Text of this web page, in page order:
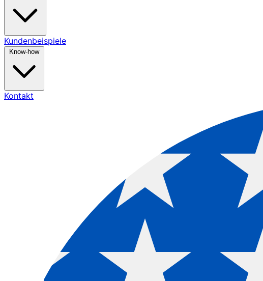
Kundenbeispiele
Know-how
Kontakt